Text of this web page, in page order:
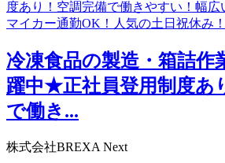
冷凍食品の製造・箱詰作
躍中★正社員登用制度あ
で働き...
株式会社BREXA Next